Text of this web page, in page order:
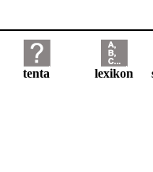
tenta lexikon